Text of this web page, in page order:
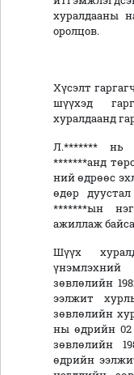
хуралдааны
оролцов.
Хүсэлт
шүүхэд
хуралдаанд
Л.******* нь
*******анд
ний өдрөөс
өдөр
*******ын
ажиллаж
Шүүх
зөвлөлийн
ээлжит
зөвлөлийн
ны өдрийн 02
зөвлөлийн
өдрийн